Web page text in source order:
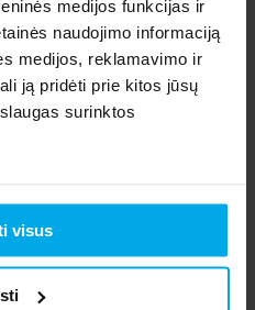
medijos funkcijas ir
naudojimo informaciją
medijos, reklamavimo ir
ją pridėti prie kitos jūsų
surinktos
visus